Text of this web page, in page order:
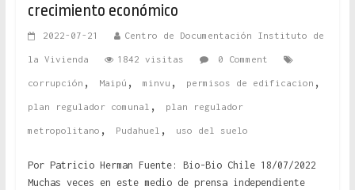
crecimiento económico
2022-07-21 Centro de Documentación Instituto de
la Vivienda 1842 visitas 0 Comment
corrupción , Maipú , minvu , permisos de edificacion ,
plan regulador comunal , plan regulador
metropolitano , Pudahuel , uso del suelo
Por Patricio Herman Fuente: Bio-Bio Chile 18/07/2022
Muchas veces en este medio de prensa independiente